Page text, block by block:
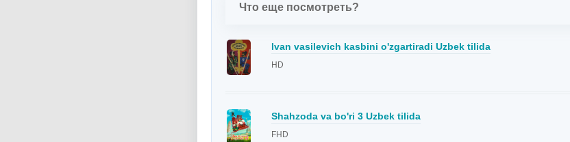
Что еще посмотреть?
Ivan vasilevich kasbini o'zgartiradi Uzbek tilida
HD
Shahzoda va bo'ri 3 Uzbek tilida
FHD